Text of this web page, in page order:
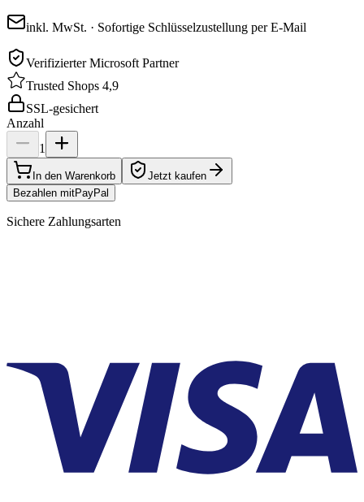
inkl. MwSt. · Sofortige Schlüsselzustellung per E-Mail
Verifizierter Microsoft Partner
Trusted Shops 4,9
SSL-gesichert
Anzahl
1
In den Warenkorb
Jetzt kaufen
Bezahlen mitPayPal
Sichere Zahlungsarten